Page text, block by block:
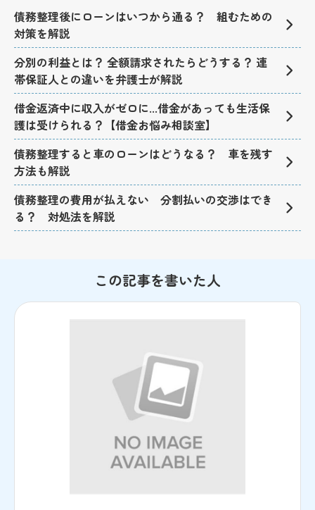
債務整理後にローンはいつから通る？ 組むための
対策を解説
分別の利益とは？ 全額請求されたらどうする？ 連
帯保証人との違いを弁護士が解説
借金返済中に収入がゼロに...借金があっても生活保
護は受けられる？【借金お悩み相談室】
債務整理すると車のローンはどうなる？ 車を残す
方法も解説
債務整理の費用が払えない 分割払いの交渉はでき
る？ 対処法を解説
この記事を書いた人